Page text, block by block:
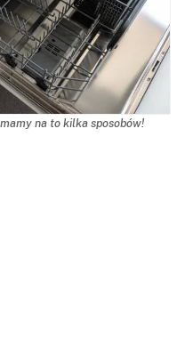
na to kilka sposobów!